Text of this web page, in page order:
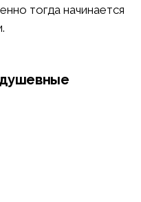
тогда начинается